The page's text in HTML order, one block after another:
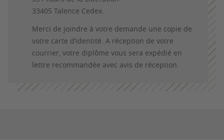
33405 Talence Cedex.
Merci de joindre à votre demande une copie de
votre carte d’identité. A réception de votre
courrier, votre diplôme vous sera expédié en
lettre recommandée avec avis de réception.